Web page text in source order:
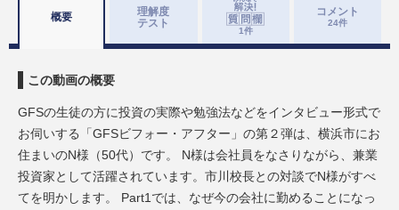
概要
理解度
テスト
1件
コメント
24件
この動画の概要
GFSの生徒の方に投資の実際や勉強法などをインタビュー形式で
お伺いする「GFSビフォー・アフター」の第２弾は、横浜市にお
住まいのN様（50代）です。 N様は会社員をなさりながら、兼業
投資家として活躍されています。市川校長との対談でN様がすべ
てを明かします。 Part1では、なぜ今の会社に勤めることになっ